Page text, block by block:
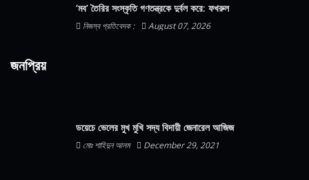
‘মব’ তৈরির সংস্কৃতি গণতন্ত্রকে দুর্বল করে: ফখরুল
নিজস্ব প্রতিবেদক : August 07, 2026
জনপ্রিয়
ডয়েচে ভেলের মুখ মুখি সদ্য বিদায়ী জেনারেল আজিজ
মোঃ শাহিদুন আলম December 29, 2021